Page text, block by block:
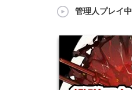
管理人プレイ中